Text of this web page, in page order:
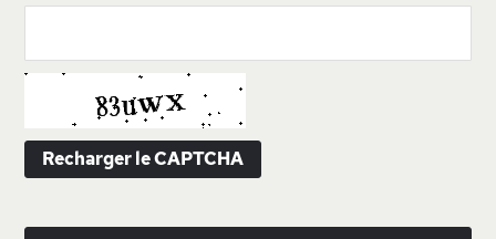
Recharger le CAPTCHA